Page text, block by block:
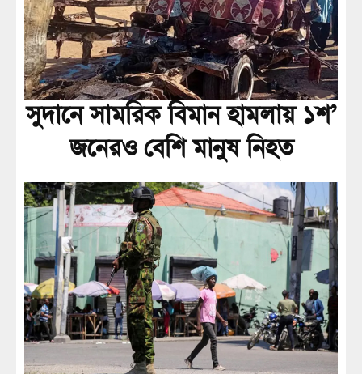
সুদানে সামরিক বিমান হামলায় ১শ’
জনেরও বেশি মানুষ নিহত